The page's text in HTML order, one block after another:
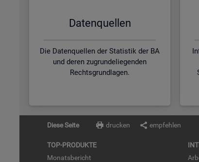
Da­ten­quel­len
Die Datenquellen der Statistik der BA
und deren zugrundeliegenden
Rechtsgrundlagen.
Diese Seite drucken empfehlen
TOP-PRO­DUK­TE
Mo­nats­be­richt